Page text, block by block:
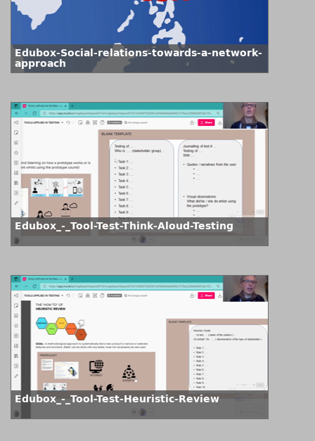
Edubox-Social-relations-towards-a-network-
approach
Edubox_-_Tool-Test-Think-Aloud-Testing
Edubox_-_Tool-Test-Heuristic-Review